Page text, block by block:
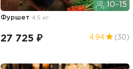
10-15
Фуршет4.5 кг
27 725 ₽ 4.94 (30)